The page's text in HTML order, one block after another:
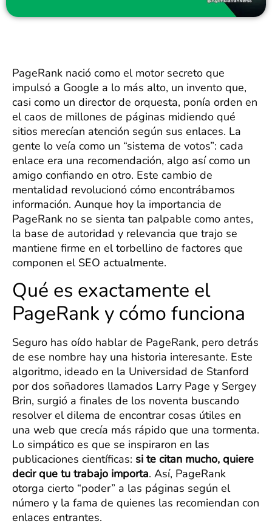
PageRank nació como el motor secreto que
impulsó a Google a lo más alto, un invento que,
casi como un director de orquesta, ponía orden en
el caos de millones de páginas midiendo qué
sitios merecían atención según sus enlaces. La
gente lo veía como un “sistema de votos”: cada
enlace era una recomendación, algo así como un
amigo confiando en otro. Este cambio de
mentalidad revolucionó cómo encontrábamos
información. Aunque hoy la importancia de
PageRank no se sienta tan palpable como antes,
la base de autoridad y relevancia que trajo se
mantiene firme en el torbellino de factores que
componen el SEO actualmente.
Qué es exactamente el
PageRank y cómo funciona
Seguro has oído hablar de PageRank, pero detrás
de ese nombre hay una historia interesante. Este
algoritmo, ideado en la Universidad de Stanford
por dos soñadores llamados Larry Page y Sergey
Brin, surgió a finales de los noventa buscando
resolver el dilema de encontrar cosas útiles en
una web que crecía más rápido que una tormenta.
Lo simpático es que se inspiraron en las
publicaciones científicas: si te citan mucho, quiere
decir que tu trabajo importa. Así, PageRank
otorga cierto “poder” a las páginas según el
número y la fama de quienes las recomiendan con
enlaces entrantes.